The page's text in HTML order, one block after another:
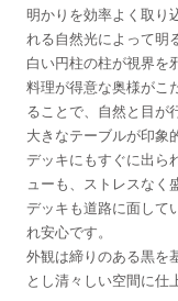
明かりを効率よく取り
れる自然光によって明
白い円柱の柱が視界を
料理が得意な奥様がこ
ることで、自然と目が
大きなテーブルが印象
デッキにもすぐに出ら
ューも、ストレスなく
デッキも道路に面して
れ安心です。
外観は締りのある黒を
とし清々しい空間に仕